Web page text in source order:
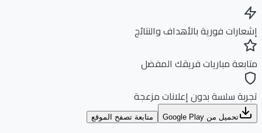
فورية بالأهداف والنتائج
مباريات فريقك المفضل
سلسة بدون إعلانات مزعجة
تحميل من Google Play متابعة تصفح الموقع